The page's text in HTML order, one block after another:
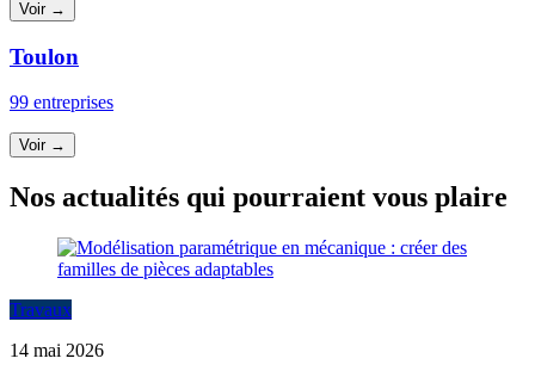
Voir →
Toulon
99 entreprises
Voir →
Nos actualités qui pourraient vous plaire
Travaux
14 mai 2026